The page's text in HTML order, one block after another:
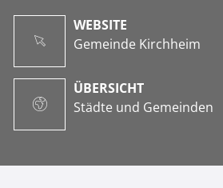
WEBSITE
Gemeinde Kirchheim
ÜBERSICHT
Städte und Gemeinden